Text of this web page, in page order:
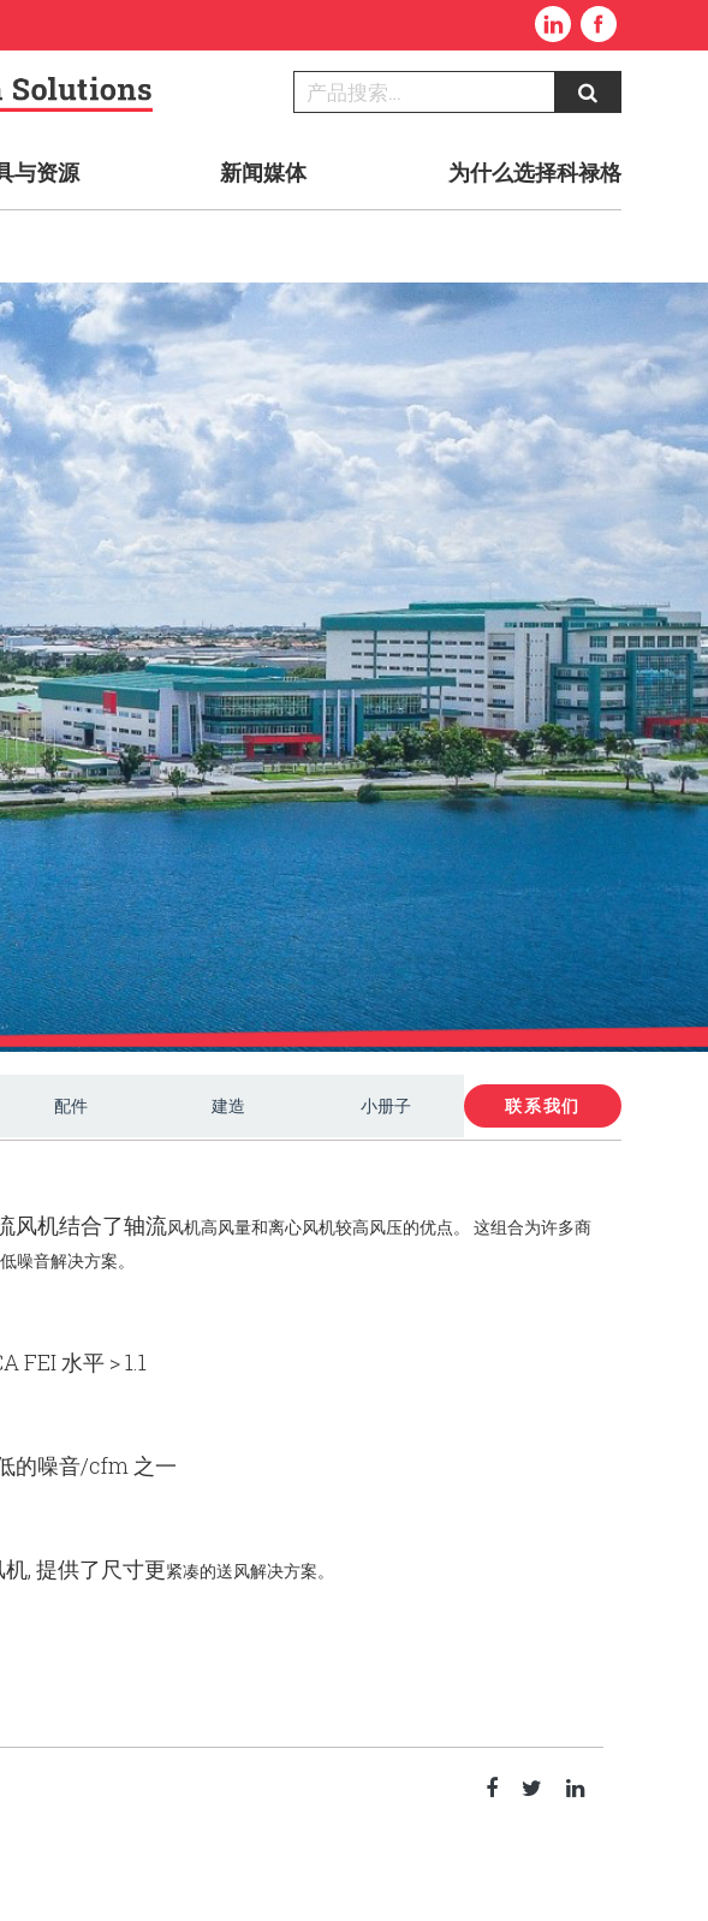
与资源 新闻媒体 为什么选择科禄格
配件 建造 小册子 联系我们
风机结合了轴流风机高风量和离心风机较高风压的优点。 这组合为许多商
噪音解决方案。
FEI 水平 > 1.1
的噪音/cfm 之一
, 提供了尺寸更紧凑的送风解决方案。